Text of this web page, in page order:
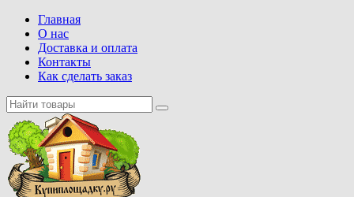
Главная
О нас
Доставка и оплата
Контакты
Как сделать заказ